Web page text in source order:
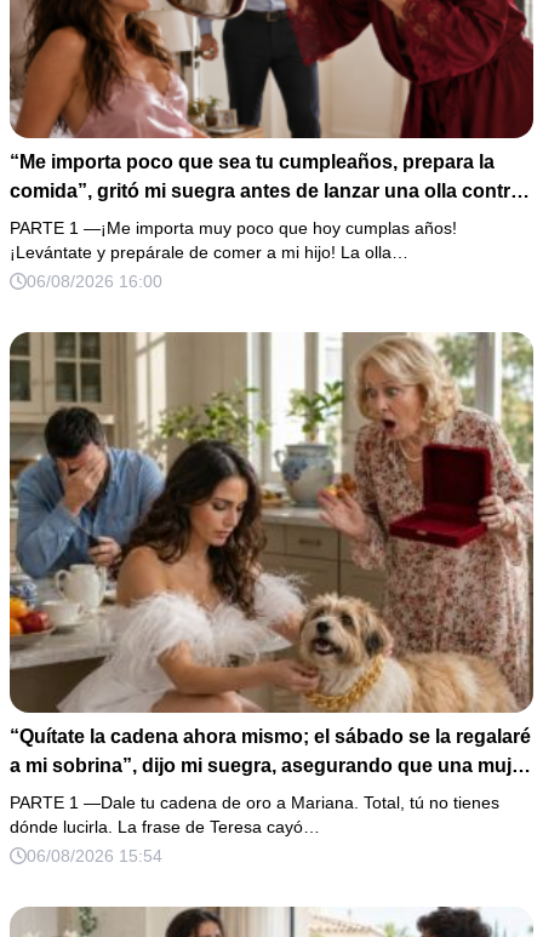
“Me importa poco que sea tu cumpleaños, prepara la
comida”, gritó mi suegra antes de lanzar una olla contra
mi cama. Mi esposo regresó horas después oliendo al
perfume de su amante, seguro de que yo lo perdonaría.
Pero yo ya tenía 3 copias de los estados de cuenta y una
PARTE 1 —¡Me importa muy poco que hoy cumplas años!
¡Levántate y prepárale de comer a mi hijo! La olla…
06/08/2026 16:00
“Quítate la cadena ahora mismo; el sábado se la regalaré
a mi sobrina”, dijo mi suegra, asegurando que una mujer
con las manos marcadas por espinas no merecía 50
gramos de oro. Mi esposo guardó silencio, así que
obedecí con calma y le pedí que preparara la fiesta. Ella
completo que había intentado ocultar.
PARTE 1 —Dale tu cadena de oro a Mariana. Total, tú no tienes
dónde lucirla. La frase de Teresa cayó…
06/08/2026 15:54